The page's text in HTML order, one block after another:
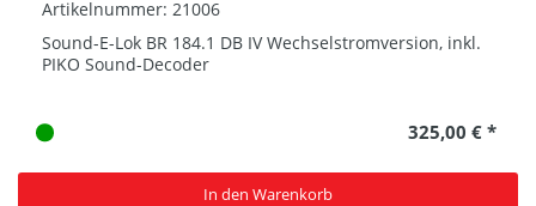
Artikelnummer: 21006
Sound-E-Lok BR 184.1 DB IV Wechselstromversion, inkl.
PIKO Sound-Decoder
325,00 € *
In den Warenkorb